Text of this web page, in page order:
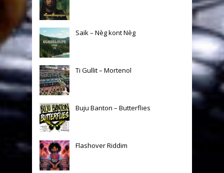
Saïk – Nèg kont Nèg
Ti Gullit – Mortenol
Buju Banton – Butterflies
Flashover Riddim